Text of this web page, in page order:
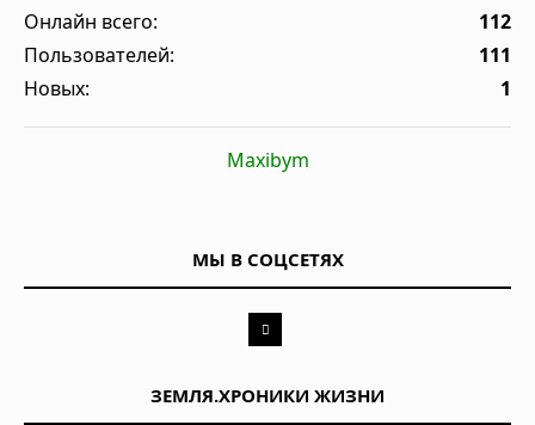
Онлайн всего:
112
Пользователей:
111
Новых:
1
Maxibym
МЫ В СОЦСЕТЯХ
ЗЕМЛЯ.ХРОНИКИ ЖИЗНИ